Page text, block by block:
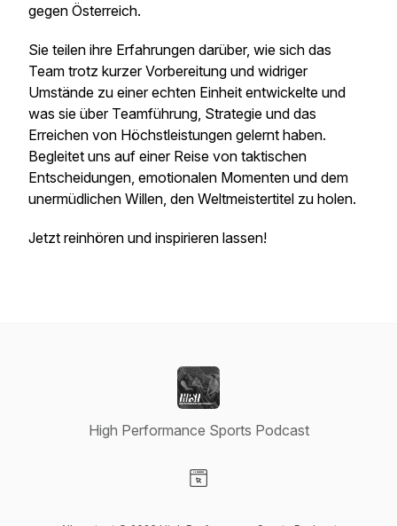
gegen Österreich.
Sie teilen ihre Erfahrungen darüber, wie sich das
Team trotz kurzer Vorbereitung und widriger
Umstände zu einer echten Einheit entwickelte und
was sie über Teamführung, Strategie und das
Erreichen von Höchstleistungen gelernt haben.
Begleitet uns auf einer Reise von taktischen
Entscheidungen, emotionalen Momenten und dem
unermüdlichen Willen, den Weltmeistertitel zu holen.
Jetzt reinhören und inspirieren lassen!
High Performance Sports Podcast